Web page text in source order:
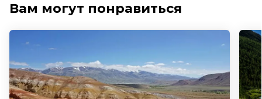
Вам могут понравиться